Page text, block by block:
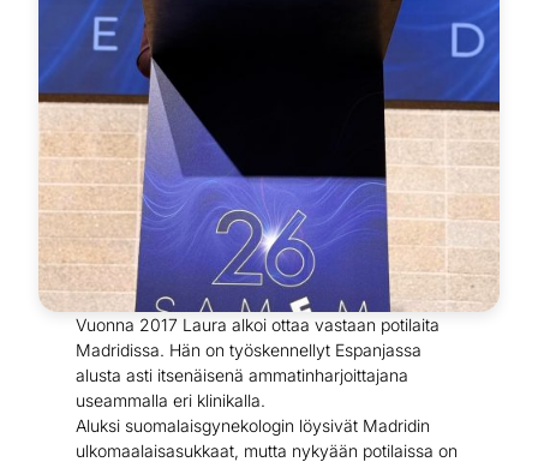
Vuonna 2017 Laura alkoi ottaa vastaan potilaita
Madridissa. Hän on työskennellyt Espanjassa
alusta asti itsenäisenä ammatinharjoittajana
useammalla eri klinikalla.
Aluksi suomalaisgynekologin löysivät Madridin
ulkomaalaisasukkaat, mutta nykyään potilaissa on